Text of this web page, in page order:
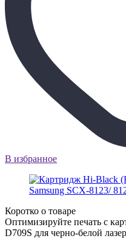
В избранное
Коротко о товаре
Оптимизируйте печать с
D709S для черно-белой